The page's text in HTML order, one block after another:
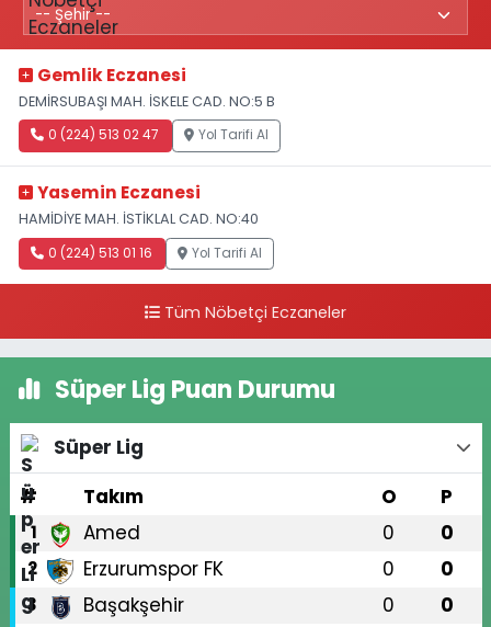
Gemlik Eczanesi
DEMİRSUBAŞI MAH. İSKELE CAD. NO:5 B
0 (224) 513 02 47 Yol Tarifi Al
Yasemin Eczanesi
HAMİDİYE MAH. İSTİKLAL CAD. NO:40
0 (224) 513 01 16 Yol Tarifi Al
Tüm Nöbetçi Eczaneler
Süper Lig Puan Durumu
Süper Lig
#
Takım O P
1 Amed 0 0
2 Erzurumspor FK 0 0
3 Başakşehir 0 0